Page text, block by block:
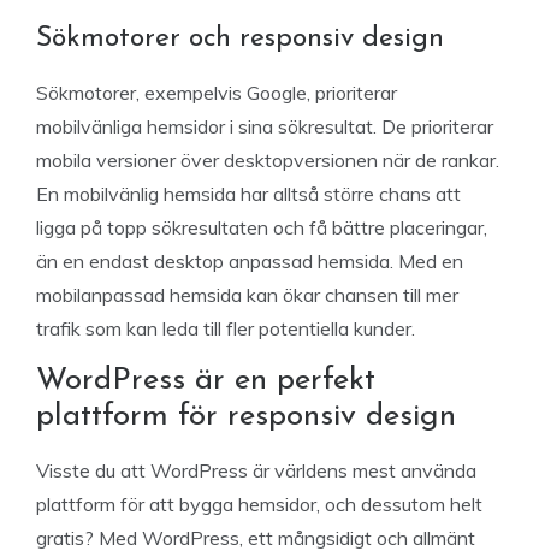
Sökmotorer och responsiv design
Sökmotorer, exempelvis Google, prioriterar
mobilvänliga hemsidor i sina sökresultat. De prioriterar
mobila versioner över desktopversionen när de rankar.
En mobilvänlig hemsida har alltså större chans att
ligga på topp sökresultaten och få bättre placeringar,
än en endast desktop anpassad hemsida. Med en
mobilanpassad hemsida kan ökar chansen till mer
trafik som kan leda till fler potentiella kunder.
WordPress är en perfekt
plattform för responsiv design
Visste du att WordPress är världens mest använda
plattform för att bygga hemsidor, och dessutom helt
gratis? Med WordPress, ett mångsidigt och allmänt